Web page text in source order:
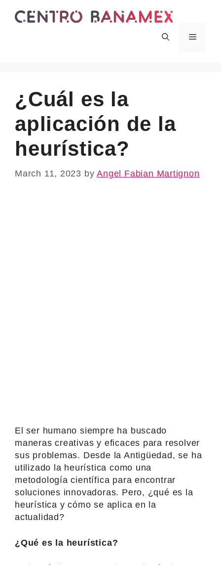
Menu
¿Cuál es la
aplicación de la
heurística?
March 11, 2023 byAngel Fabian Martignon
El ser humano siempre ha buscado
maneras creativas y eficaces para resolver
sus problemas. Desde la Antigüedad, se ha
utilizado la heurística como una
metodología científica para encontrar
soluciones innovadoras. Pero, ¿qué es la
heurística y cómo se aplica en la
actualidad?
¿Qué es la heurística?